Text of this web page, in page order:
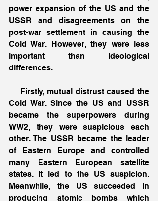
power expansion of the US and the
USSR and disagreements on the
post-war settlement in causing the
Cold War. However, they were less
important than ideological
differences.
Cold War. Since the US and USSR
became the superpowers during
WW2, they were suspicious each
other. The USSR became the leader
of Eastern Europe and controlled
many Eastern European satellite
states. It led to the US suspicion.
Meanwhile, the US succeeded in
producing atomic bombs which